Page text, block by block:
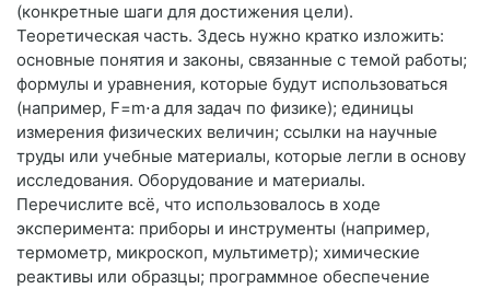
(конкретные шаги для достижения цели).
Теоретическая часть. Здесь нужно кратко изложить:
основные понятия и законы, связанные с темой работы;
формулы и уравнения, которые будут использоваться
(например, F=m⋅a для задач по физике); единицы
измерения физических величин; ссылки на научные
труды или учебные материалы, которые легли в основу
исследования. Оборудование и материалы.
Перечислите всё, что использовалось в ходе
эксперимента: приборы и инструменты (например,
термометр, микроскоп, мультиметр); химические
реактивы или образцы; программное обеспечение